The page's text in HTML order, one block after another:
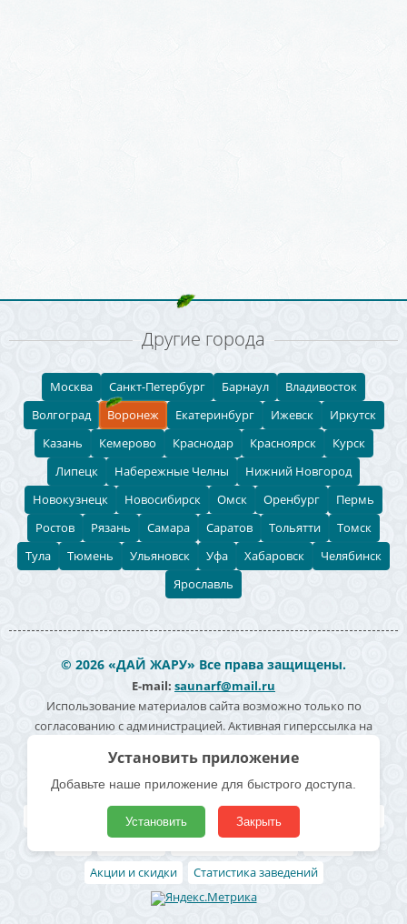
Другие города
Москва Санкт-Петербург Барнаул
Владивосток
Волгоград
Воронеж Екатеринбург Ижевск
Иркутск
Казань
Кемерово Краснодар Красноярск
Курск
Липецк
Набережные Челны
Нижний Новгород
Новокузнецк
Новосибирск Омск Оренбург
Пермь
Ростов
Рязань Самара Саратов Тольятти
Томск
Тула
Тюмень Ульяновск Уфа Хабаровск
Челябинск
Ярославль
© 2026 «ДАЙ ЖАРУ» Все права защищены.
E-mail: saunarf@mail.ru
Использование материалов сайта возможно только по
согласованию с администрацией. Активная гиперссылка на
персональных данных - Политика конфиденциальности
Полезные ссылки
Все бани и сауны Поиск по карте Владельцам
Акции и скидки
Статистика заведений
Установить приложение
Добавьте наше приложение для быстрого доступа.
Установить Закрыть